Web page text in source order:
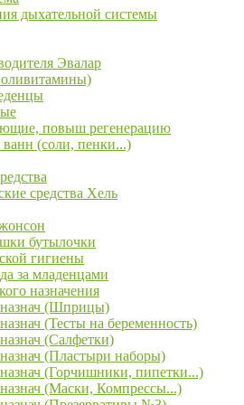
дыхательной системы
Эвалар
повыш регенерацию
ванн (соли, пенки...)
средства Хель
бутылочки
гигиены
за младенцами
назначения
(Шприцы)
(Тесты на беременность)
(Салфетки)
(Пластыри наборы)
(Горчишники, пипетки...)
(Маски, Компрессы...)